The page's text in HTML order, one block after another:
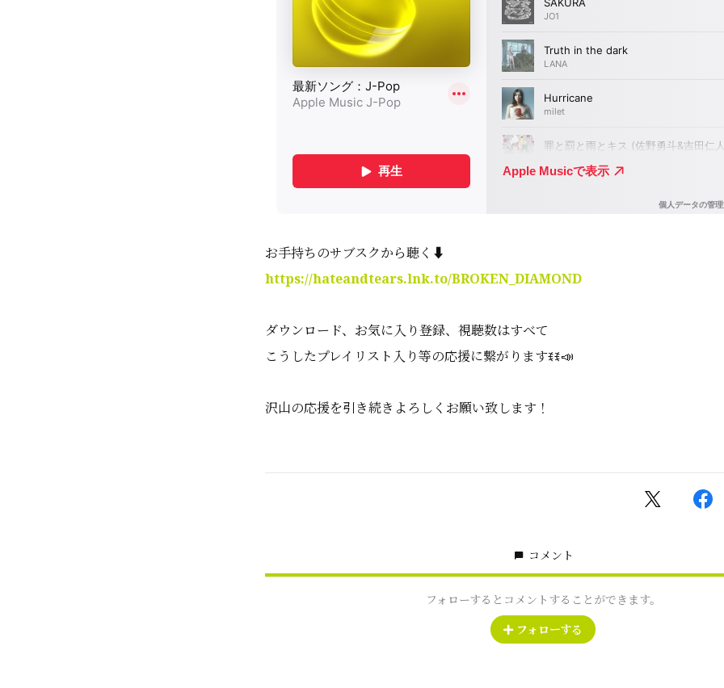
お手持ちのサブスクから聴く⬇️
https://hateandtears.lnk.to/BROKEN_DIAMOND
ダウンロード、お気に入り登録、視聴数はすべて
こうしたプレイリスト入り等の応援に繋がりますꉂꉂ📣
沢山の応援を引き続きよろしくお願い致します！
コメント
フォローするとコメントすることができます。
フォローする